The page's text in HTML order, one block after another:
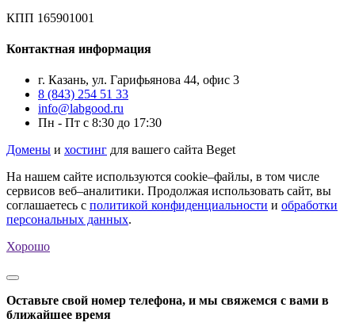
КПП 165901001
Контактная информация
г. Казань, ул. Гарифьянова 44, офис 3
8 (843) 254 51 33
info@labgood.ru
Пн - Пт с 8:30 до 17:30
Домены и хостинг для вашего сайта Beget
На нашем сайте используются cookie–файлы, в том числе
сервисов веб–аналитики. Продолжая использовать сайт, вы
соглашаетесь с политикой конфиденциальности и обработки
персональных данных.
Хорошо
Оставьте свой номер телефона, и мы свяжемся с вами в
ближайшее время